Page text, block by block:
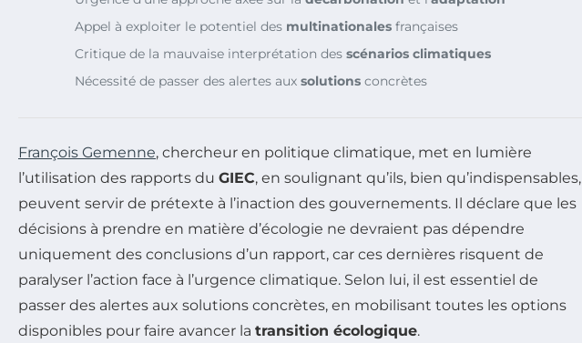
Appel à exploiter le potentiel des multinationales françaises
Critique de la mauvaise interprétation des scénarios climatiques
Nécessité de passer des alertes aux solutions concrètes
François Gemenne, chercheur en politique climatique, met en lumière
l’utilisation des rapports du GIEC, en soulignant qu’ils, bien qu’indispensables,
peuvent servir de prétexte à l’inaction des gouvernements. Il déclare que les
décisions à prendre en matière d’écologie ne devraient pas dépendre
uniquement des conclusions d’un rapport, car ces dernières risquent de
paralyser l’action face à l’urgence climatique. Selon lui, il est essentiel de
passer des alertes aux solutions concrètes, en mobilisant toutes les options
disponibles pour faire avancer la transition écologique.